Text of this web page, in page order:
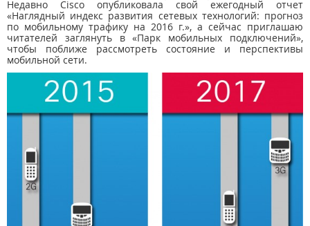
Недавно Cisco опубликовала свой ежегодный отчет
«Наглядный индекс развития сетевых технологий: прогноз
по мобильному трафику на 2016 г.», а сейчас приглашаю
читателей заглянуть в «Парк мобильных подключений»,
чтобы поближе рассмотреть состояние и перспективы
мобильной сети.